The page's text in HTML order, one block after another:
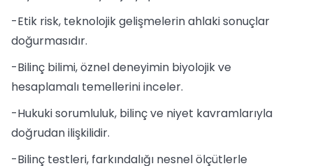
-Etik risk, teknolojik gelişmelerin ahlaki sonuçlar
doğurmasıdır.
-Bilinç bilimi, öznel deneyimin biyolojik ve
hesaplamalı temellerini inceler.
-Hukuki sorumluluk, bilinç ve niyet kavramlarıyla
doğrudan ilişkilidir.
-Bilinç testleri, farkındalığı nesnel ölçütlerle